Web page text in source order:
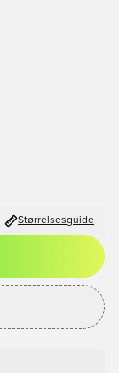
Størrelsesguide
dig som medlem